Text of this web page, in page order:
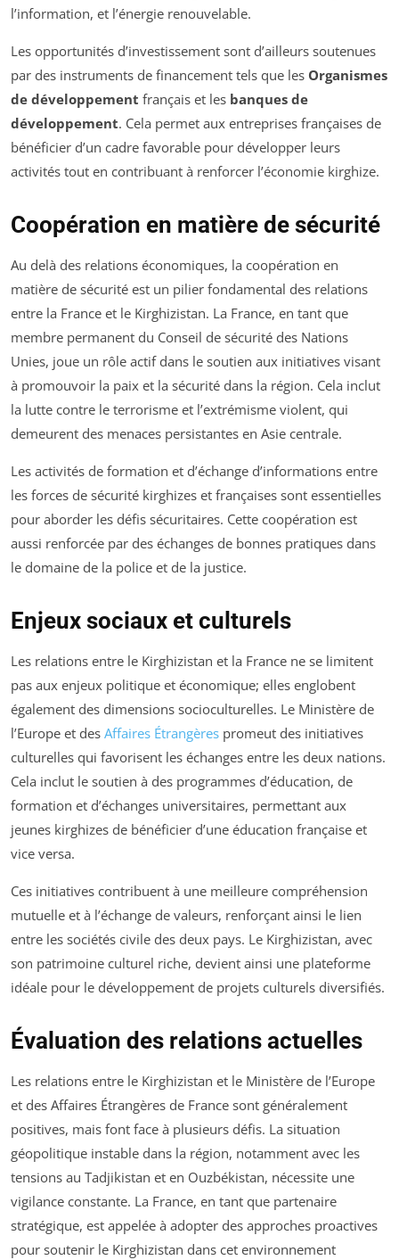
l’information, et l’énergie renouvelable.
Les opportunités d’investissement sont d’ailleurs soutenues
par des instruments de financement tels que les Organismes
de développement français et les banques de
développement. Cela permet aux entreprises françaises de
bénéficier d’un cadre favorable pour développer leurs
activités tout en contribuant à renforcer l’économie kirghize.
Coopération en matière de sécurité
Au delà des relations économiques, la coopération en
matière de sécurité est un pilier fondamental des relations
entre la France et le Kirghizistan. La France, en tant que
membre permanent du Conseil de sécurité des Nations
Unies, joue un rôle actif dans le soutien aux initiatives visant
à promouvoir la paix et la sécurité dans la région. Cela inclut
la lutte contre le terrorisme et l’extrémisme violent, qui
demeurent des menaces persistantes en Asie centrale.
Les activités de formation et d’échange d’informations entre
les forces de sécurité kirghizes et françaises sont essentielles
pour aborder les défis sécuritaires. Cette coopération est
aussi renforcée par des échanges de bonnes pratiques dans
le domaine de la police et de la justice.
Enjeux sociaux et culturels
Les relations entre le Kirghizistan et la France ne se limitent
pas aux enjeux politique et économique; elles englobent
également des dimensions socioculturelles. Le Ministère de
l’Europe et des Affaires Étrangères promeut des initiatives
culturelles qui favorisent les échanges entre les deux nations.
Cela inclut le soutien à des programmes d’éducation, de
formation et d’échanges universitaires, permettant aux
jeunes kirghizes de bénéficier d’une éducation française et
vice versa.
Ces initiatives contribuent à une meilleure compréhension
mutuelle et à l’échange de valeurs, renforçant ainsi le lien
entre les sociétés civile des deux pays. Le Kirghizistan, avec
son patrimoine culturel riche, devient ainsi une plateforme
idéale pour le développement de projets culturels diversifiés.
Évaluation des relations actuelles
Les relations entre le Kirghizistan et le Ministère de l’Europe
et des Affaires Étrangères de France sont généralement
positives, mais font face à plusieurs défis. La situation
géopolitique instable dans la région, notamment avec les
tensions au Tadjikistan et en Ouzbékistan, nécessite une
vigilance constante. La France, en tant que partenaire
stratégique, est appelée à adopter des approches proactives
pour soutenir le Kirghizistan dans cet environnement